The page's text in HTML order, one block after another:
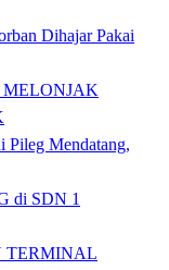
Dihajar Pakai
MELONJAK
Pileg Mendatang,
di SDN 1
TERMINAL